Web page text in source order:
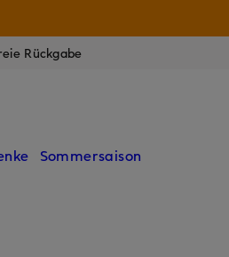
Rückgabe
Sommersaison